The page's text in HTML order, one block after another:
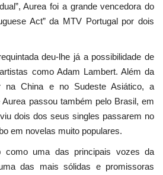
Aurea foi a grande vencedora do
Act” da MTV Portugal por dois
deu-lhe já a possibilidade de
como Adam Lambert. Além da
na China e no Sudeste Asiático, a
passou também pelo Brasil, em
dois dos seus singles passarem no
em novelas muito populares.
como uma das principais vozes da
das mais sólidas e promissoras